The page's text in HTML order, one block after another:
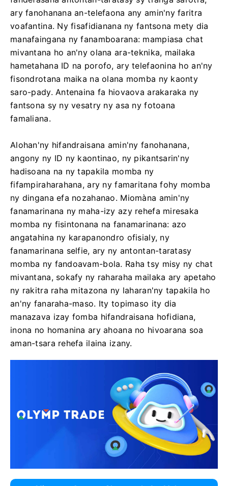
ary fanohanana an-telefaona any amin'ny faritra
voafantina. Ny fisafidianana ny fantsona mety dia
manafaingana ny fanamboarana: mampiasa chat
mivantana ho an'ny olana ara-teknika, mailaka
hametahana ID na porofo, ary telefaonina ho an'ny
fisondrotana maika na olana momba ny kaonty
saro-pady. Antenaina fa hiovaova arakaraka ny
fantsona sy ny vesatry ny asa ny fotoana
famaliana.
Alohan'ny hifandraisana amin'ny fanohanana,
angony ny ID ny kaontinao, ny pikantsarin'ny
hadisoana na ny tapakila momba ny
fifampiraharahana, ary ny famaritana fohy momba
ny dingana efa nozahanao. Miomàna amin'ny
fanamarinana ny maha-izy azy rehefa miresaka
momba ny fisintonana na fanamarinana: azo
angatahina ny karapanondro ofisialy, ny
fanamarinana selfie, ary ny antontan-taratasy
momba ny fandoavam-bola. Raha tsy misy ny chat
mivantana, sokafy ny raharaha mailaka ary apetaho
ny rakitra raha mitazona ny laharan'ny tapakila ho
an'ny fanaraha-maso. Ity topimaso ity dia
manazava izay fomba hifandraisana hofidiana,
inona no homanina ary ahoana no hivoarana soa
aman-tsara rehefa ilaina izany.